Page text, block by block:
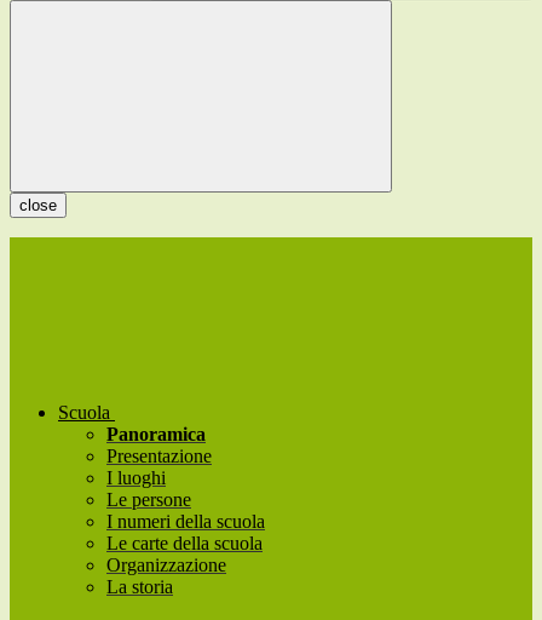
close
Scuola
Panoramica
Presentazione
I luoghi
Le persone
I numeri della scuola
Le carte della scuola
Organizzazione
La storia